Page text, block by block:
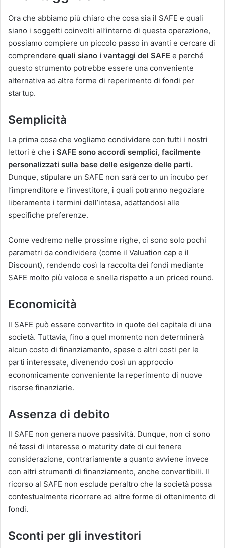
Ora che abbiamo più chiaro che cosa sia il SAFE e quali
siano i soggetti coinvolti all’interno di questa operazione,
possiamo compiere un piccolo passo in avanti e cercare di
comprendere quali siano i vantaggi del SAFE e perché
questo strumento potrebbe essere una conveniente
alternativa ad altre forme di reperimento di fondi per
startup.
Semplicità
La prima cosa che vogliamo condividere con tutti i nostri
lettori è che i SAFE sono accordi semplici, facilmente
personalizzati sulla base delle esigenze delle parti.
Dunque, stipulare un SAFE non sarà certo un incubo per
l’imprenditore e l’investitore, i quali potranno negoziare
liberamente i termini dell’intesa, adattandosi alle
specifiche preferenze.
Come vedremo nelle prossime righe, ci sono solo pochi
parametri da condividere (come il Valuation cap e il
Discount), rendendo così la raccolta dei fondi mediante
SAFE molto più veloce e snella rispetto a un priced round.
Economicità
Il SAFE può essere convertito in quote del capitale di una
società. Tuttavia, fino a quel momento non determinerà
alcun costo di finanziamento, spese o altri costi per le
parti interessate, divenendo così un approccio
economicamente conveniente la reperimento di nuove
risorse finanziarie.
Assenza di debito
Il SAFE non genera nuove passività. Dunque, non ci sono
né tassi di interesse o maturity date di cui tenere
considerazione, contrariamente a quanto avviene invece
con altri strumenti di finanziamento, anche convertibili. Il
ricorso al SAFE non esclude peraltro che la società possa
contestualmente ricorrere ad altre forme di ottenimento di
fondi.
Sconti per gli investitori